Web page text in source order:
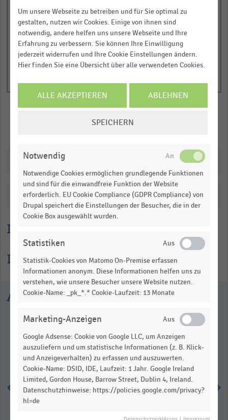
Lesehilfe
Informationen zur Statistik
Umsatzanteil
in
Prozent.
Range:
2.1634192105263157.
End
interactive
chart
Katalogisierung
Ausgewählte Statistiken
Um unsere Webseite zu betreiben und für Sie optimal zu
gestalten, nutzen wir Cookies. Einige von ihnen sind
notwendig, andere helfen uns unsere Webseite und Ihre
Erfahrung zu verbessern. Sie können Ihre Einwilligung
jederzeit widerrufen und Ihre Cookie Einstellungen ändern.
Hier finden Sie eine Übersicht über alle verwendeten Cookies.
ALLE AKZEPTIEREN ABLEHNEN
SPEICHERN
Notwendig
Notwendige Cookies ermöglichen grundlegende Funktionen
und sind für die einwandfreie Funktion der Website
erforderlich. EU Cookie Compliance (GDPR Compliance) von
Drupal speichert die Einstellungen der Besucher, die in der
Cookie Box ausgewählt wurden.
Statistiken
Statistik-Cookies von Matomo On-Premise erfassen
Informationen anonym. Diese Informationen helfen uns zu
verstehen, wie unsere Besucher unsere Website nutzen.
Cookie-Name: _pk_*.* Cookie-Laufzeit: 13 Monate
Marketing-Anzeigen
Google Adsense: Cookie von Google LLC, um Anzeigen
auszuliefern und um statistische Informationen (z. B. Klick-
und Anzeigeverhalten) zu erfassen und auszuwerten.
Cookie-Name: DSID, IDE, Laufzeit: 1 Jahr. Google Ireland
Limited, Gordon House, Barrow Street, Dublin 4, Ireland.
Datenschutzhinweise: https://policies.google.com/privacy?
hl=de